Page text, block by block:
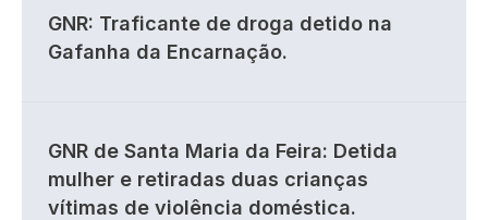
GNR: Traficante de droga detido na
Gafanha da Encarnação.
GNR de Santa Maria da Feira: Detida
mulher e retiradas duas crianças
vítimas de violência doméstica.